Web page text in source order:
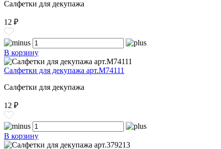
Салфетки для декупажа
12 ₽
В корзину
Салфетки для декупажа арт.M74111
Салфетки для декупажа
12 ₽
В корзину